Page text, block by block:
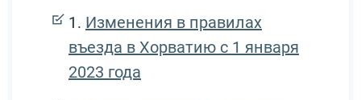
Изменения в правилах
въезда в Хорватию с 1 января
2023 года